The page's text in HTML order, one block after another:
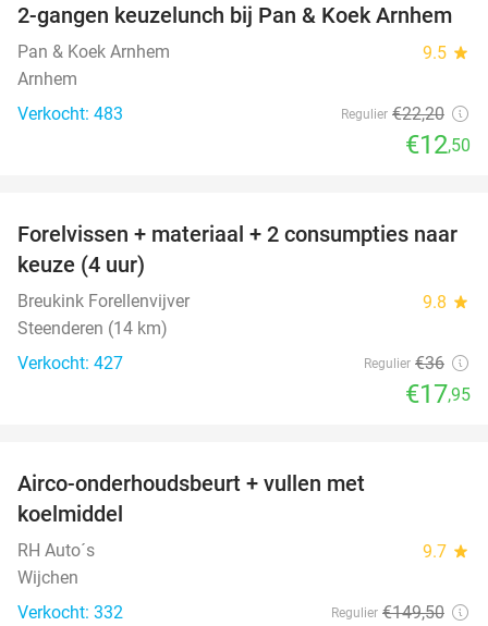
44%
2-gangen keuzelunch bij Pan & Koek Arnhem
Pan & Koek Arnhem 9.5 star
Arnhem
Verkocht: 483
Regulier €22,20
€12,50
50%
Forelvissen + materiaal + 2 consumpties naar
keuze (4 uur)
Breukink Forellenvijver 9.8 star
Steenderen (14 km)
Verkocht: 427
Regulier €36
€17,95
Airco-onderhoudsbeurt + vullen met
koelmiddel
RH Auto´s 9.7 star
Wijchen
Verkocht: 332
Regulier €149,50